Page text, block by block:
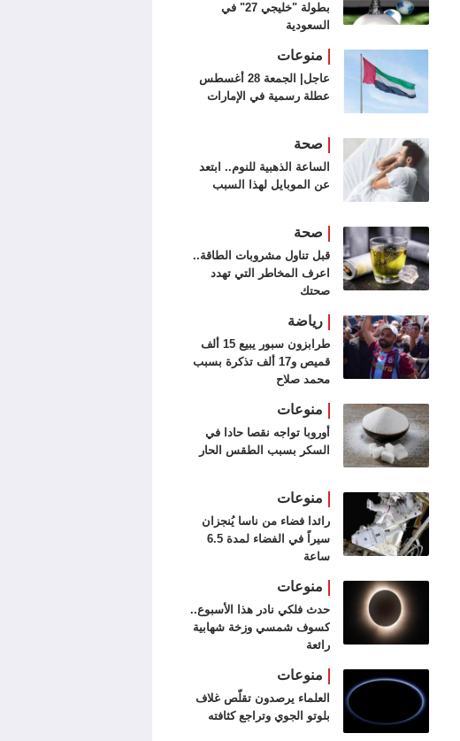
بطولة "خليجي 27" في
السعودية
منوعات
عاجل| الجمعة 28 أغسطس
عطلة رسمية في الإمارات
صحة
الساعة الذهبية للنوم.. ابتعد
عن الموبايل لهذا السبب
صحة
قبل تناول مشروبات الطاقة..
اعرف المخاطر التي تهدد
صحتك
رياضة
طرابزون سبور يبيع 15 ألف
قميص و17 ألف تذكرة بسبب
محمد صلاح
منوعات
أوروبا تواجه نقصا حادا في
السكر بسبب الطقس الحار
منوعات
رائدا فضاء من ناسا يُنجزان
سيراً في الفضاء لمدة 6.5
ساعة
منوعات
حدث فلكي نادر هذا الأسبوع..
كسوف شمسي وزخة شهابية
رائعة
منوعات
العلماء يرصدون تقلّص غلاف
بلوتو الجوي وتراجع كثافته